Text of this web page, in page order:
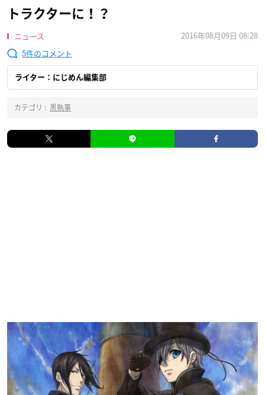
トラクターに！？
ニュース
2016年08月09日 08:28
5
ライター：にじめん編集部
カテゴリ : 黒執事